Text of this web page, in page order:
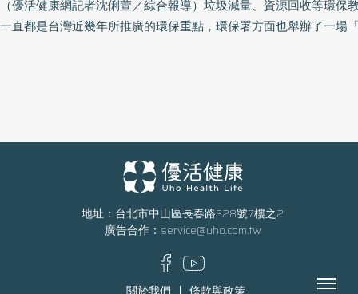
（優活健康網記者沈俐萱／綜合報導）垃圾減量、資源回收等環保
一直都是台灣近幾年所推廣的環保重點，環保署方面也舉辦了一場
出首獎1名、優勝3名及佳作20名。粉紅豬鍾欣凌表示，自從懷孕
兔寶後，對環保相關議題更加重視，她希望每個人都能親身做環保
隨手回收開始進行，留給下一代乾淨的生活環境，讓孩童安心長大
也呼籲大家發揮創意，設計個性化、新潮的容器寶寶，號召大家一
器回收，瘋環保。環保署呼籲，民眾能一同響應「容器隨手收、環
住!」，讓廢容器回家，為資源回收工作貢獻一己之力，共創樂活
地址：台北市中山區長春路328號7樓之2
廣告合作： service@uho.com.tw
Menu